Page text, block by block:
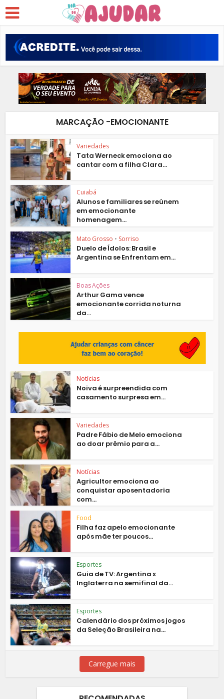
MARCAÇÃO -EMOCIONANTE
Variedades
Tata Werneck emociona ao
cantar com a filha Clara...
Cuiabá
Alunos e familiares se reúnem
em emocionante
homenagem...
Mato Grosso • Sorriso
Duelo de Ídolos: Brasil e
Argentina se Enfrentam em...
Boas Ações
Arthur Gama vence
emocionante corrida noturna
da...
Notícias
Noiva é surpreendida com
casamento surpresa em...
Variedades
Padre Fábio de Melo emociona
ao doar prêmio para a...
Notícias
Agricultor emociona ao
conquistar aposentadoria
com...
Food
Filha faz apelo emocionante
após mãe ter poucos...
Esportes
Guia de TV: Argentina x
Inglaterra na semifinal da...
Esportes
Calendário dos próximos jogos
da Seleção Brasileira na...
Carregue mais